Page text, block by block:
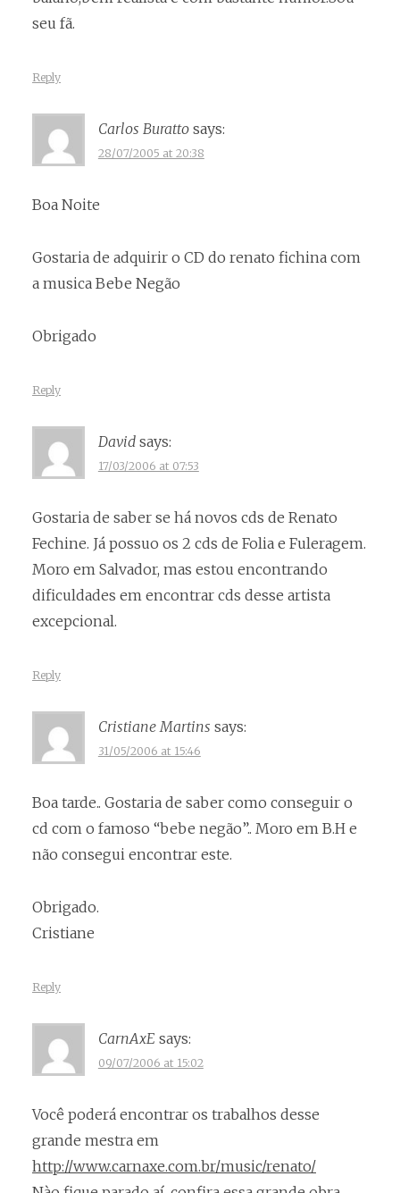
seu fã.
Reply
Carlos Buratto says:
28/07/2005 at 20:38
Boa Noite
Gostaria de adquirir o CD do renato fichina com
a musica Bebe Negão
Obrigado
Reply
David says:
17/03/2006 at 07:53
Gostaria de saber se há novos cds de Renato
Fechine. Já possuo os 2 cds de Folia e Fuleragem.
Moro em Salvador, mas estou encontrando
dificuldades em encontrar cds desse artista
excepcional.
Reply
Cristiane Martins says:
31/05/2006 at 15:46
Boa tarde.. Gostaria de saber como conseguir o
cd com o famoso “bebe negão”.. Moro em B.H e
não consegui encontrar este.
Obrigado.
Cristiane
Reply
CarnAxE says:
09/07/2006 at 15:02
Você poderá encontrar os trabalhos desse
grande mestra em
http://www.carnaxe.com.br/music/renato/